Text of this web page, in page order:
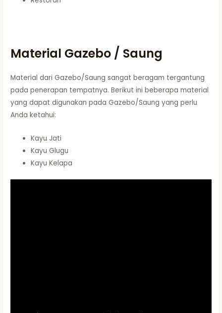
Material Gazebo / Saung
Material dari Gazebo/Saung sangat beragam tergantung
pada penerapan tempatnya. Berikut ini beberapa material
yang dapat digunakan pada Gazebo/Saung yang perlu
Anda ketahui:
Kayu Jati
Kayu Glugu
Kayu Kelapa